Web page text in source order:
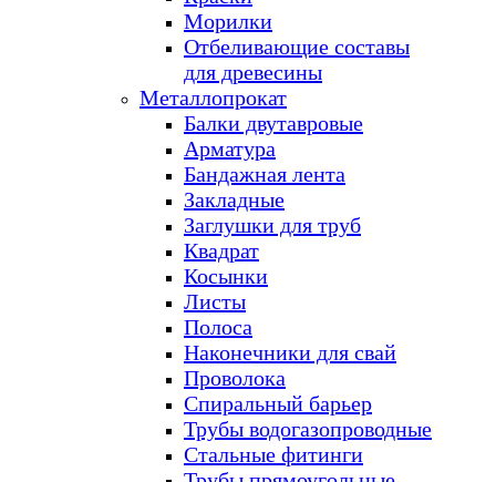
Морилки
Отбеливающие составы
для древесины
Металлопрокат
Балки двутавровые
Арматура
Бандажная лента
Закладные
Заглушки для труб
Квадрат
Косынки
Листы
Полоса
Наконечники для свай
Проволока
Спиральный барьер
Трубы водогазопроводные
Стальные фитинги